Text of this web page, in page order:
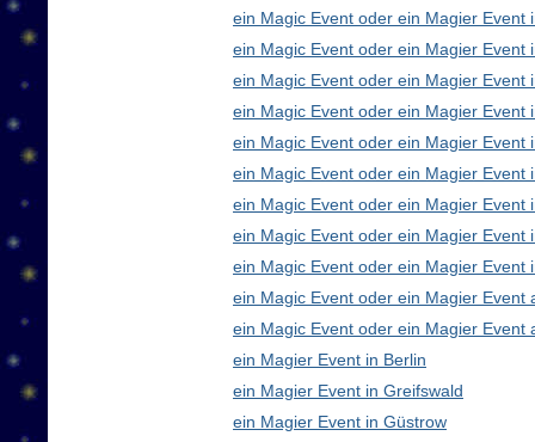
ein Magic Event oder ein Magier Event
ein Magic Event oder ein Magier Event
ein Magic Event oder ein Magier Event
ein Magic Event oder ein Magier Event
ein Magic Event oder ein Magier Event
ein Magic Event oder ein Magier Event
ein Magic Event oder ein Magier Event
ein Magic Event oder ein Magier Event
ein Magic Event oder ein Magier Event
ein Magic Event oder ein Magier Event
ein Magic Event oder ein Magier Event
ein Magier Event in Berlin
ein Magier Event in Greifswald
ein Magier Event in Güstrow